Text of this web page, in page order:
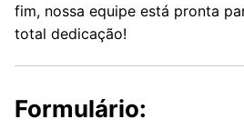
fim, nossa equipe está pronta
total dedicação!
Formulário: